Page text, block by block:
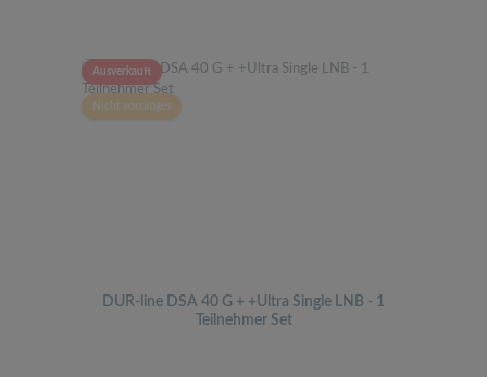
Ausverkauft
Nicht vorrätiges
DUR-line DSA 40 G + +Ultra Single LNB - 1
Teilnehmer Set